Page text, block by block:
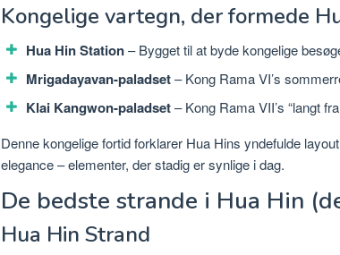
Kongelige vartegn, der formede
Hua Hin Station– Bygget til at byde kongelige
Mrigadayavan-paladset– Kong Rama VI’s
Klai Kangwon-paladset– Kong Rama VII’s “langt
Denne kongelige fortid forklarer Hua Hins yndefulde
elegance – elementer, der stadig er synlige i dag.
De bedste strande i Hua Hin
Hua Hin Strand